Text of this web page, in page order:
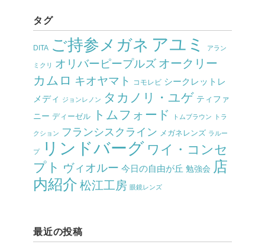
タグ
DITA ご持参メガネ アユミ アラン
ミクリ オリバーピープルズ オークリー
カムロ キオヤマト コモレビ シークレットレ
メディ
ジョンレノン タカノリ・ユゲ ティファ
ニー ディーゼル トムフォード トムブラウン トラ
クション フランシスクライン メガネレンズ ラルー
プ リンドバーグ ワイ・コンセ
プト ヴィオルー 今日の自由が丘 勉強会 店
内紹介 松江工房 眼鏡レンズ
最近の投稿